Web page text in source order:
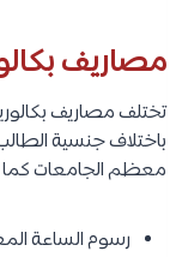
مصاريف
تختلف مصاريف
باختلاف جنسية
معظم الجامعات كما
رسوم الساعة